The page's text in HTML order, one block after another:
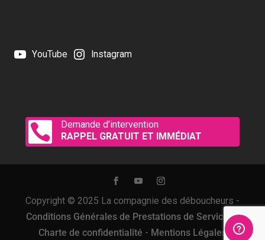
YouTube Instagram

Demande d’intervention
RAPPEL GRATUIT ET IMMÉDIAT
Copyright © 2025 La compagnie des déboucheurs -
Conditions Générales de Prestations de Services-
Charte de confidentialité - Mentions Légales